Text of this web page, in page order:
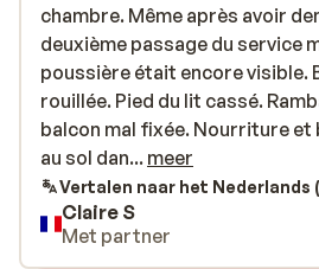
chambre. Même après avoir
deuxième passage du service
poussière était encore visible.
rouillée. Pied du lit cassé.
balcon mal fixée. Nourriture et
au sol dans les couloirs.
du logement. Nous n’avons
de tel c’est inadmissible. A fuir !
chambre. Même après avoir
deuxième passage du service
poussière était encore visible.
rouillée. Pied du lit cassé.
balcon mal fixée. Nourriture et
au sol dan... meer
Vertalen naar het Nederlands
Claire S
Met partner